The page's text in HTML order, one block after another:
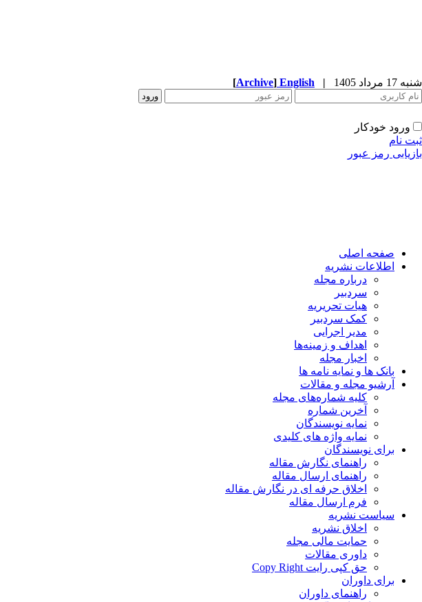
شنبه 17 مرداد 1405 |
English
[Archive]
ورود خودکار
ثبت نام
بازیابی رمز عبور
صفحه اصلی
اطلاعات نشریه
درباره مجله
سردبیر
هیات تحریریه
کمک سردبیر
مدیر اجرایی
اهداف و زمینه‌ها
اخبار مجله
بانک ها و نمایه نامه ها
آرشیو مجله و مقالات
کلیه شماره‌های مجله
آخرین شماره
نمایه نویسندگان
نمایه واژه های کلیدی
برای نویسندگان
راهنمای نگارش مقاله
راهنمای ارسال مقاله
اخلاق حرفه ای در نگارش مقاله
فرم ارسال مقاله
سیاست نشریه
اخلاق نشریه
حمایت مالی مجله
داوری مقالات
حق کپی رایت Copy Right
برای داوران
راهنمای داوران